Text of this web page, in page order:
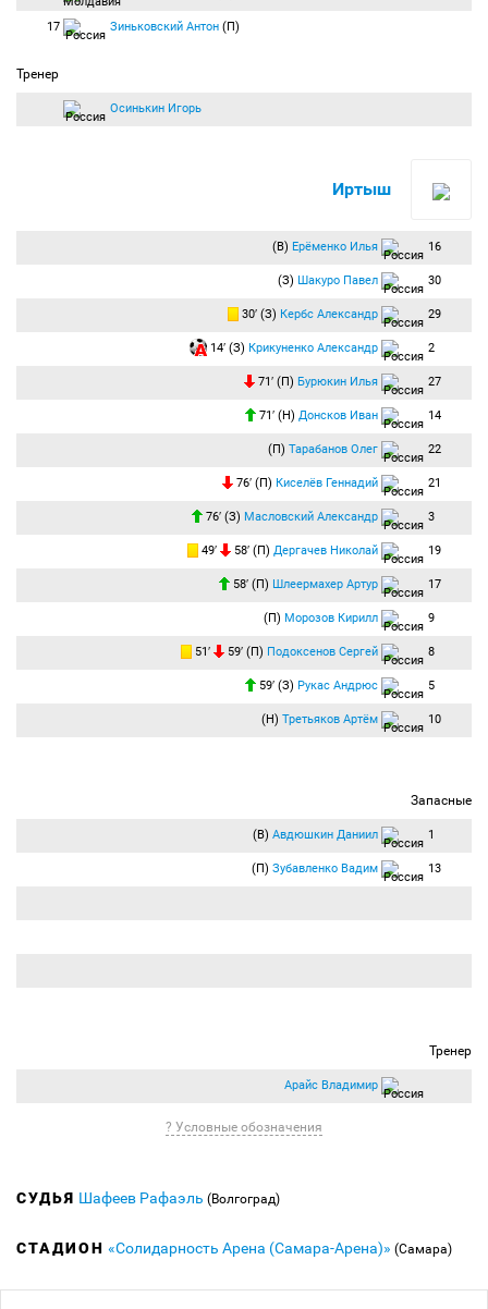
17 Зиньковский Антон (П)
Тренер
Осинькин Игорь
Иртыш
(В) Ерёменко Илья 16
(З) Шакуро Павел 30
30′ (З) Кербс Александр 29
14′ (З) Крикуненко Александр 2
71′ (П) Бурюкин Илья 27
71′ (Н) Донсков Иван 14
(П) Тарабанов Олег 22
76′ (П) Киселёв Геннадий 21
76′ (З) Масловский Александр 3
49′ 58′ (П) Дергачев Николай 19
58′ (П) Шлеермахер Артур 17
(П) Морозов Кирилл 9
51′ 59′ (П) Подоксенов Сергей 8
59′ (З) Рукас Андрюс 5
(Н) Третьяков Артём 10
Запасные
(В) Авдюшкин Даниил 1
(П) Зубавленко Вадим 13
Тренер
Арайс Владимир
? Условные обозначения
СУДЬЯ Шафеев Рафаэль (Волгоград)
СТАДИОН «Солидарность Арена (Самара-Арена)» (Самара)